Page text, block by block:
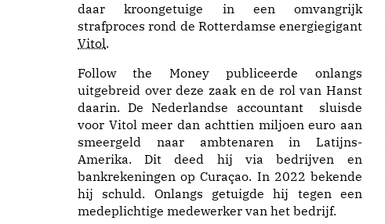
daar kroongetuige in een omvangrijk
strafproces rond de Rotterdamse energiegigant
Vitol.
Follow the Money publiceerde onlangs
uitgebreid over deze zaak en de rol van Hanst
daarin. De Nederlandse accountant sluisde
voor Vitol meer dan achttien miljoen euro aan
smeergeld naar ambtenaren in Latijns-
Amerika. Dit deed hij via bedrijven en
bankrekeningen op Curaçao. In 2022 bekende
hij schuld. Onlangs getuigde hij tegen een
medeplichtige medewerker van het bedrijf.